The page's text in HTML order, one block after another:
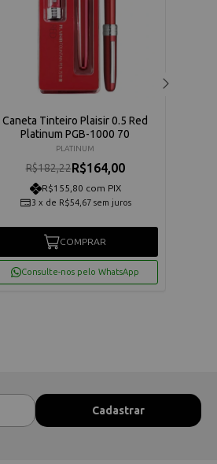
Caneta Tinteiro Plaisir 0.5 Red
Platinum PGB-1000 70
PLATINUM
R$182,22R$164,00
R$155,80 com PIX
3 x de R$54,67 sem juros
COMPRAR
Consulte-nos pelo WhatsApp